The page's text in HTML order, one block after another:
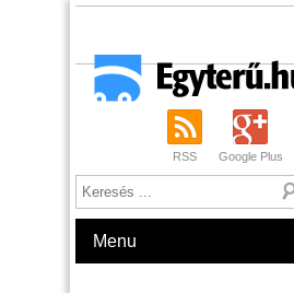
RSS Google Plus
Menu